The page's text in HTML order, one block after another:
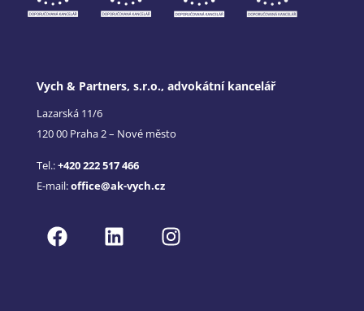
Vych & Partners, s.r.o., advokátní kancelář
Lazarská 11/6
120 00 Praha 2 – Nové město
Tel.:+420 222 517 466
E-mail:office@ak-vych.cz